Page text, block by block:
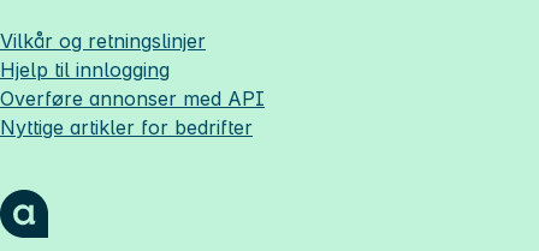
Vilkår og retningslinjer
Hjelp til innlogging
Overføre annonser med API
Nyttige artikler for bedrifter